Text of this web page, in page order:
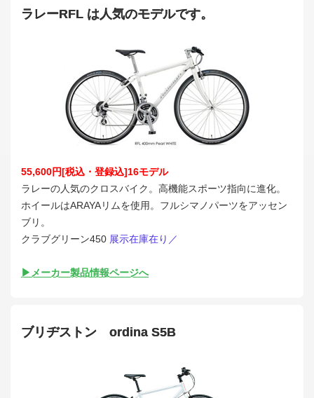
ラレーRFL は人気のモデルです。
55,600円[税込・登録込]16モデル
ラレーの人気のクロスバイク。高機能スポーツ指向に進化。
ホイールはARAYAリムを使用。フルシマノパーツをアッセン
ブリ。
クラブグリーン450 展示在庫在り／
▶メーカー製品情報ページへ
ブリヂストン ordina S5B